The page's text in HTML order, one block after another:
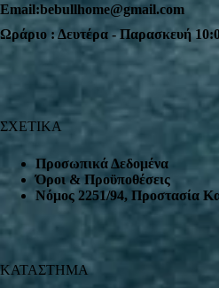
Email:bebullhome@gmail.com
Ωράριο : Δευτέρα - Παρασκευή
ΣΧΕΤΙΚΑ
Προσωπικά Δεδομένα
Όροι & Προϋποθέσεις
Nόμος 2251/94, Προστασία
ΚΑΤΑΣΤΗΜΑ